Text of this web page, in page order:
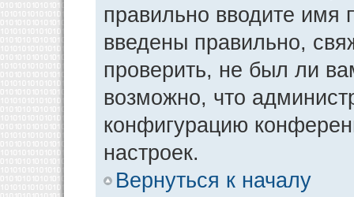
правильно вводите имя
введены правильно,
проверить, не был ли
возможно, что
конфигурацию
настроек.
Вернуться к началу